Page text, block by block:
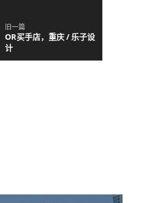
旧一篇
OR买手店，重庆 / 乐子设
计